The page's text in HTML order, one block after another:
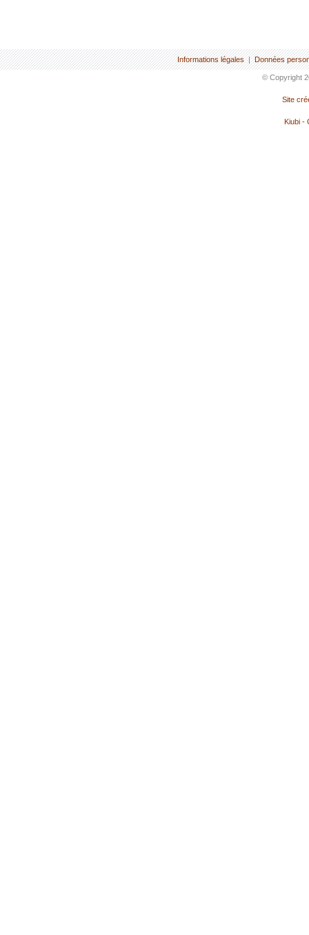
Informations légales | Données
© Copyright
Site
Kiubi -